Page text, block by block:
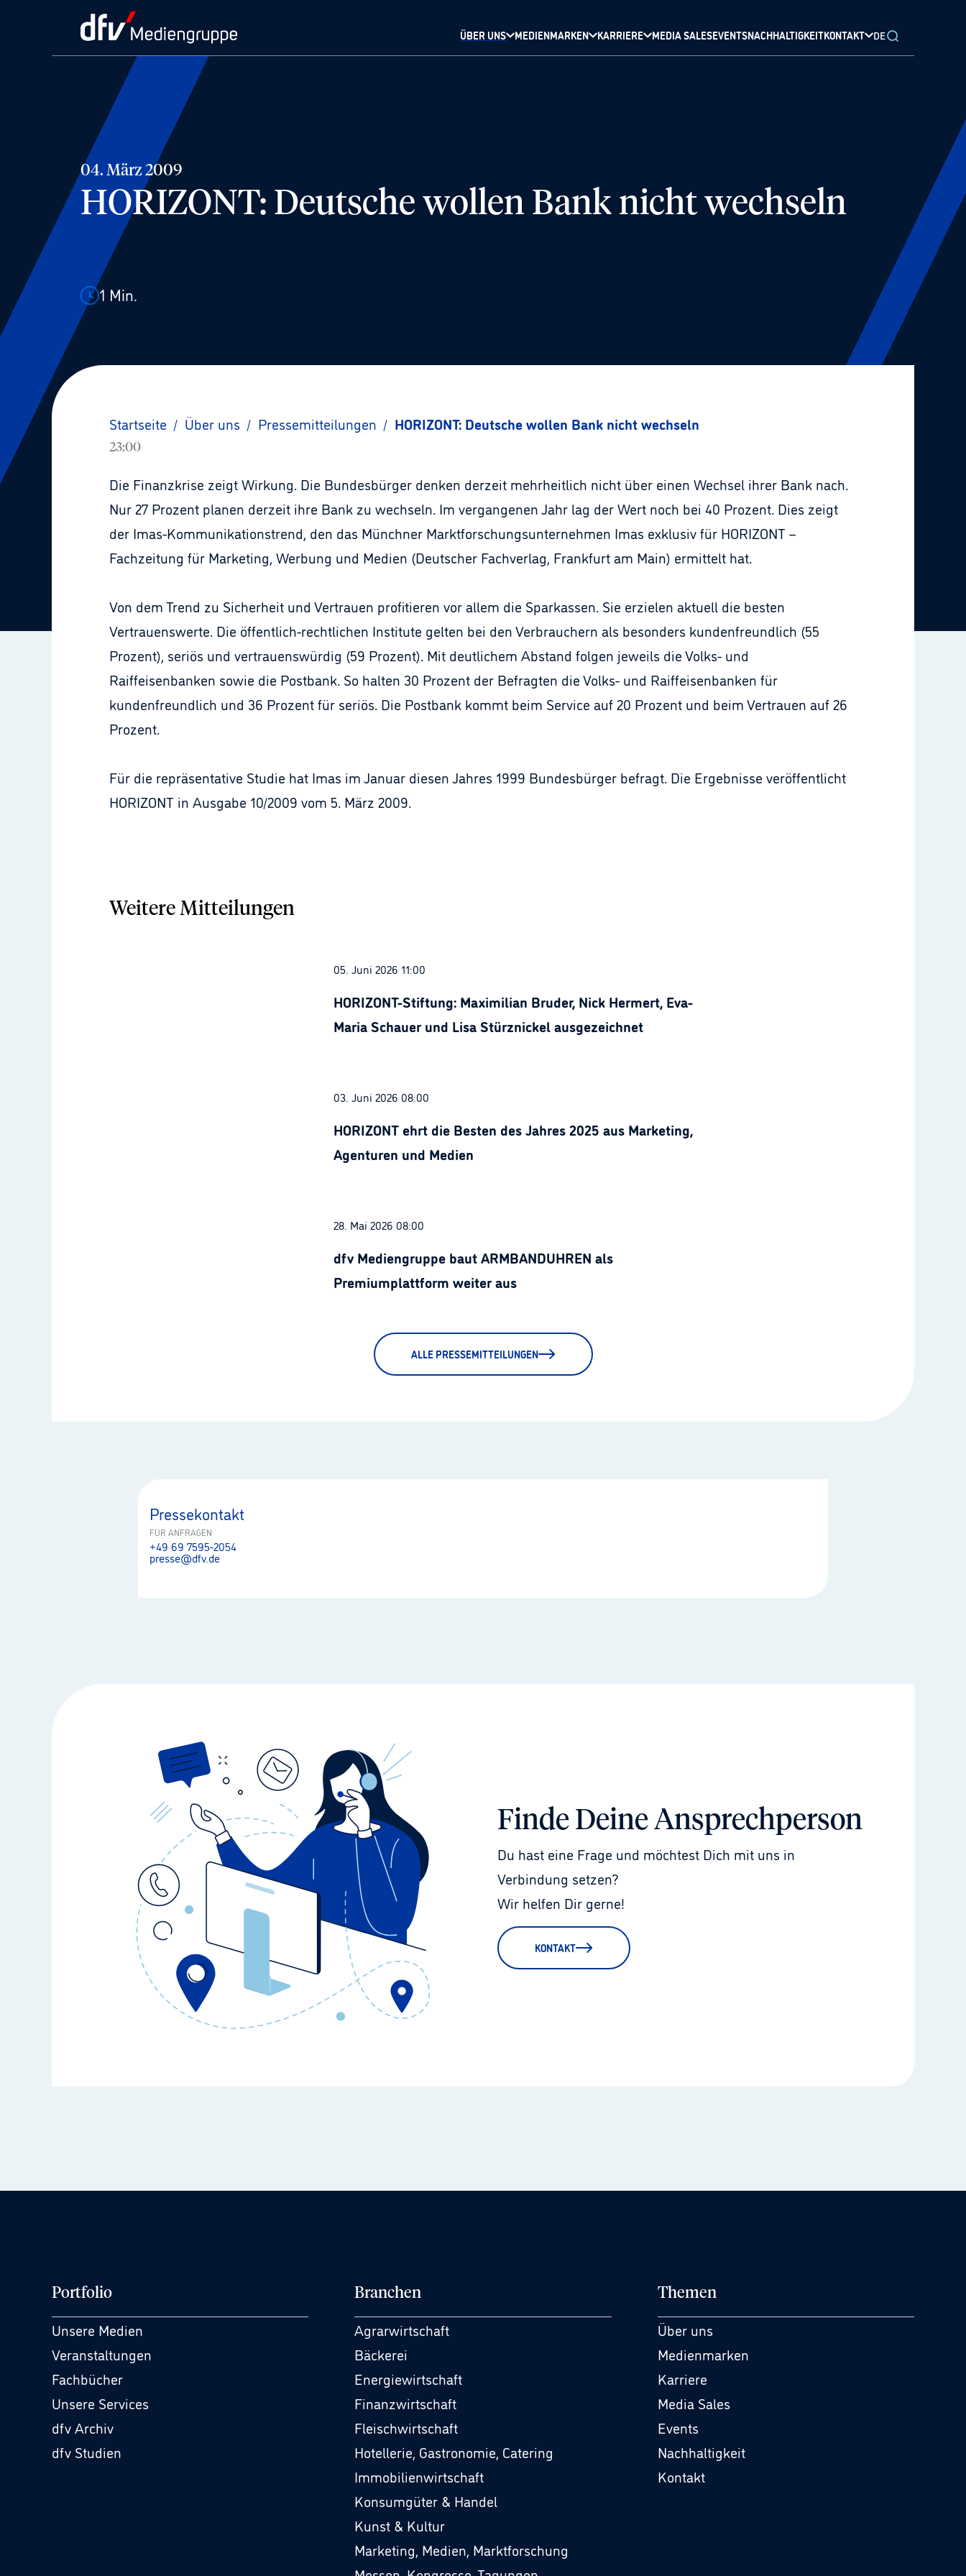
ÜBER UNS MEDIENMARKEN KARRIERE MEDIA SALESEVENTSNACHHALTIGKEITKONTAKT DE
04. März 2009
HORIZONT: Deutsche wollen Bank nicht wechseln
1 Min.
Startseite / Über uns / Pressemitteilungen / HORIZONT: Deutsche wollen Bank nicht wechseln
23:00
Die Finanzkrise zeigt Wirkung. Die Bundesbürger denken derzeit mehrheitlich nicht über einen Wechsel ihrer Bank nach.
Nur 27 Prozent planen derzeit ihre Bank zu wechseln. Im vergangenen Jahr lag der Wert noch bei 40 Prozent. Dies zeigt
der Imas-Kommunikationstrend, den das Münchner Marktforschungsunternehmen Imas exklusiv für HORIZONT –
Fachzeitung für Marketing, Werbung und Medien (Deutscher Fachverlag, Frankfurt am Main) ermittelt hat.
Von dem Trend zu Sicherheit und Vertrauen profitieren vor allem die Sparkassen. Sie erzielen aktuell die besten
Vertrauenswerte. Die öffentlich-rechtlichen Institute gelten bei den Verbrauchern als besonders kundenfreundlich (55
Prozent), seriös und vertrauenswürdig (59 Prozent). Mit deutlichem Abstand folgen jeweils die Volks- und
Raiffeisenbanken sowie die Postbank. So halten 30 Prozent der Befragten die Volks- und Raiffeisenbanken für
kundenfreundlich und 36 Prozent für seriös. Die Postbank kommt beim Service auf 20 Prozent und beim Vertrauen auf 26
Prozent.
Für die repräsentative Studie hat Imas im Januar diesen Jahres 1999 Bundesbürger befragt. Die Ergebnisse veröffentlicht
HORIZONT in Ausgabe 10/2009 vom 5. März 2009.
Weitere Mitteilungen
05. Juni 2026 11:00
HORIZONT-Stiftung: Maximilian Bruder, Nick Hermert, Eva-
Maria Schauer und Lisa Stürznickel ausgezeichnet
03. Juni 2026 08:00
HORIZONT ehrt die Besten des Jahres 2025 aus Marketing,
Agenturen und Medien
28. Mai 2026 08:00
dfv Mediengruppe baut ARMBANDUHREN als
Premiumplattform weiter aus
ALLE PRESSEMITTEILUNGEN
Pressekontakt
FÜR ANFRAGEN
+49 69 7595-2054
presse@dfv.de
Finde Deine Ansprechperson
Du hast eine Frage und möchtest Dich mit uns in
Verbindung setzen?
Wir helfen Dir gerne!
KONTAKT
Portfolio
Unsere Medien
Veranstaltungen
Fachbücher
Unsere Services
dfv Archiv
dfv Studien
Branchen
Agrarwirtschaft
Bäckerei
Energiewirtschaft
Finanzwirtschaft
Fleischwirtschaft
Hotellerie, Gastronomie, Catering
Immobilienwirtschaft
Konsumgüter & Handel
Kunst & Kultur
Marketing, Medien, Marktforschung
Themen
Über uns
Medienmarken
Karriere
Media Sales
Events
Nachhaltigkeit
Kontakt